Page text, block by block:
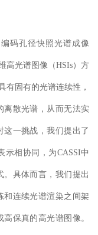
码孔径快照光谱成像
高光谱图像（HSIs）方
有固有的光谱连续性，
离散光谱，从而无法实
一挑战，我们提出了
示相协同，为CASSI中
。具体而言，我们提出
和连续光谱渲染之间架
保真的高光谱图像。